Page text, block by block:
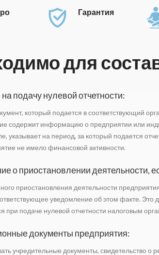
Гарантия
для
подачу нулевой отчетности:
который подается в соответствующий
содержит информацию о предприятии или
указывает на период, за который подается
не имело финансовой активности.
о приостановлении деятельности,
приостановления деятельности
уведомление об этом факте. Это
при подаче нулевой отчетности налоговым
документы предприятия:
учредительные документы, свидетельство о